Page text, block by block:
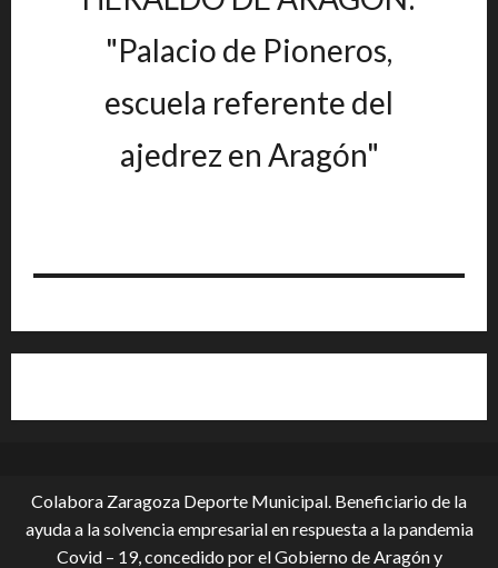
"Palacio de Pioneros,
escuela referente del
ajedrez en Aragón"
Colabora Zaragoza Deporte Municipal. Beneficiario de la
ayuda a la solvencia empresarial en respuesta a la pandemia
Covid – 19, conce­dido por el Gobierno de Aragón y